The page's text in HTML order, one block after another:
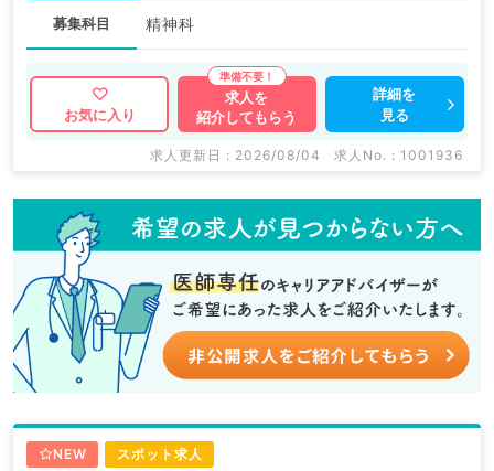
募集科目 精神科
お気に入り
求人を
紹介してもらう
詳細を
見る
求人更新日 : 2026/08/04 求人No. : 1001936
NEW スポット求人